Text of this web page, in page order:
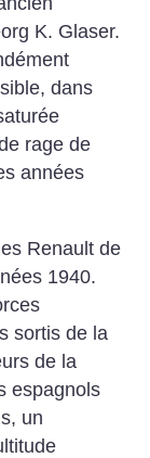
K. Glaser.
dans
rage de
années
Renault de
1940.
sortis de la
de la
espagnols
un